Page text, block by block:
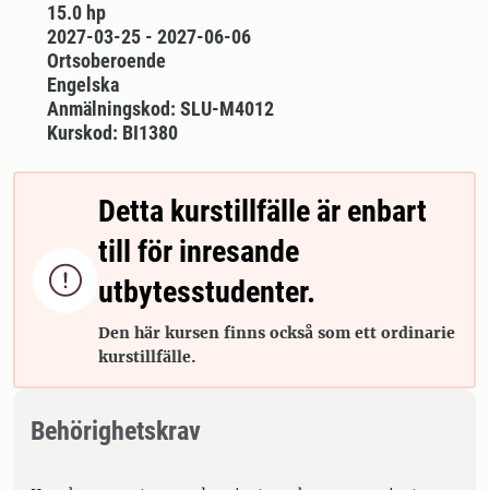
15.0 hp
2027-03-25 - 2027-06-06
Ortsoberoende
Engelska
Anmälningskod: SLU-M4012
Kurskod: BI1380

Detta kurstillfälle är enbart
till för inresande
utbytesstudenter.
Den här kursen finns också som ett ordinarie
kurstillfälle.
Behörighetskrav